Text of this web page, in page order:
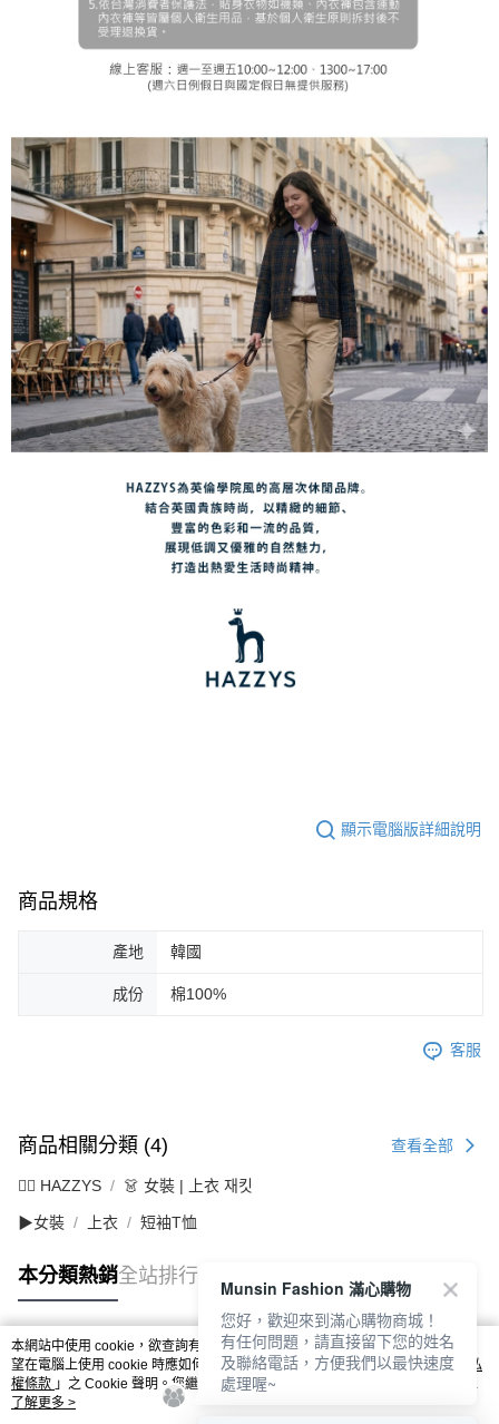
顯示電腦版詳細說明
商品規格
產地 韓國
成份 棉100%
客服
商品相關分類 (4) 查看全部
🐕‍🦺 HAZZYS 👗 女裝 | 上衣 재킷
▶女裝 上衣 短袖T恤
本分類熱銷全站排行
熱門標籤
本網站中使用 cookie，欲查詢有關本網站使用 cookie 方式之詳情，及若您不希
望在電腦上使用 cookie 時應如何變更電腦的 cookie 設定，請參閱本網站「
隱私
權條款 」之 Cookie 聲明。您繼續使用本網站即表示您同意本公司得按本網站使
用條款之 Cookie 聲明使用 cookie。
了解更多 >
Munsin Fashion 滿心購物
您好，歡迎來到滿心購物商城！
有任何問題，請直接留下您的姓名
及聯絡電話，方便我們以最快速度
處理喔~